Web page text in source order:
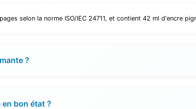
selon la norme ISO/IEC 24711, et contient 42 ml d'encre
?
bon état ?